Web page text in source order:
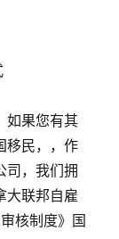
果您有其
移民，，作
司，我们拥
大联邦自雇
核制度》国